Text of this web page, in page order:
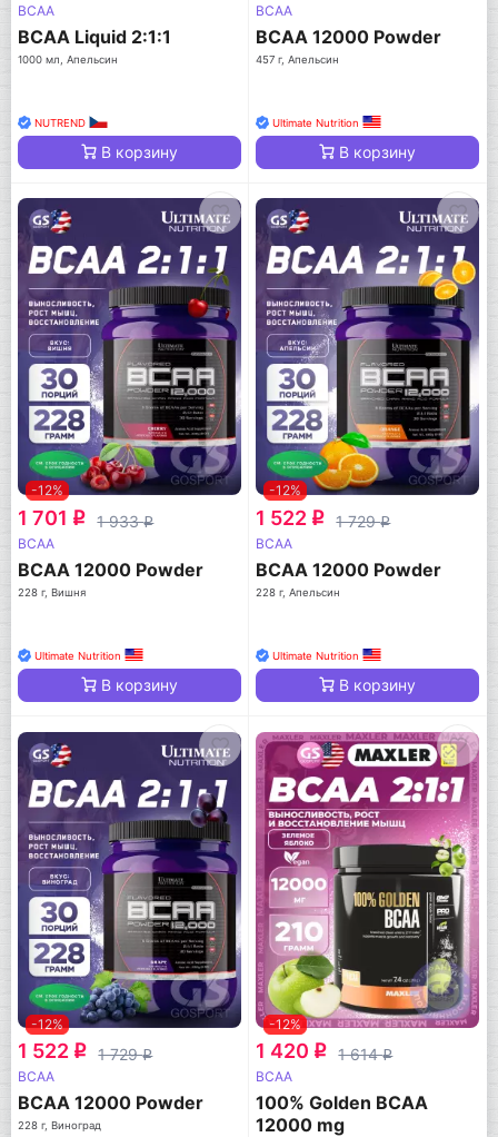
BCAA
BCAA Liquid 2:1:1
1000 мл, Апельсин
NUTREND
В корзину
BCAA
BCAA 12000 Powder
457 г, Апельсин
Ultimate Nutrition
В корзину
-12%
1 701 q 1 933q
BCAA
BCAA 12000 Powder
228 г, Вишня
Ultimate Nutrition
В корзину
-12%
1 522 q 1 729q
BCAA
BCAA 12000 Powder
228 г, Апельсин
Ultimate Nutrition
В корзину
-12%
1 522 q 1 729q
BCAA
BCAA 12000 Powder
228 г, Виноград
-12%
1 420 q 1 614q
BCAA
100% Golden BCAA
12000 mg